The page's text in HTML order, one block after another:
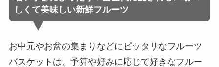
しくて美味しい新鮮フルーツ
お中元やお盆の集まりなどにピッタリなフルーツ
バスケットは、予算や好みに応じて好きなフルー